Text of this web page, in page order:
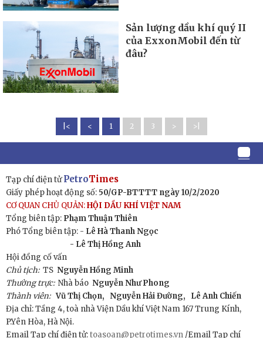
Sản lượng dầu khí quý II
của ExxonMobil đến từ
đâu?
|< < 1 2 3 > >|
Tạp chí điện tửPetroTimes
Giấy phép hoạt động số: 50/GP-BTTTT ngày 10/2/2020
CƠ QUAN CHỦ QUẢN:HỘI DẦU KHÍ VIỆT NAM
Tổng biên tập: Phạm Thuận Thiên
Phó Tổng biên tập: - Lê Hà Thanh Ngọc
- Lê Thị Hồng Anh
Hội đồng cố vấn
Chủ tịch:TS Nguyễn Hồng Minh
Thường trực: Nhà báo Nguyễn Như Phong
Thành viên: Vũ Thị Chọn, Nguyễn Hải Đường,
Lê Anh Chiến
Địa chỉ: Tầng 4, toà nhà Viện Dầu khí Việt Nam 167 Trung Kính,
P.Yên Hòa, Hà Nội.
Email Tạp chí điện tử:toasoan@petrotimes.vn /Email Tạp chí